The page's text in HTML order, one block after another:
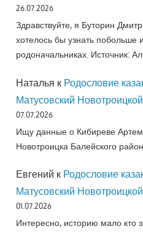
26.07.2026
Здравствуйте, я Буторин
хотелось бы узнать
родоначальниках. Источник:
Наталья к Родословие
Матусовский
07.07.2026
Ищу данные о Кибиреве
Новотроицка Балейского
Евгений к Родословие
Матусовский
01.07.2026
Интересно, историю мало кто